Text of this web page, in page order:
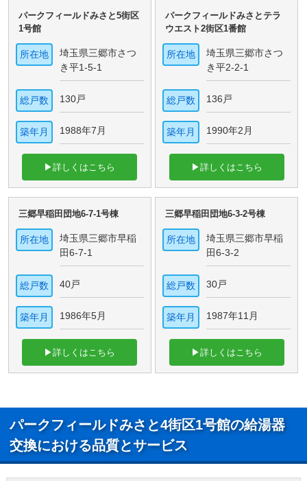
パークフィールドみさと5街区
1号館
所在地
埼玉県三郷市さつ
き平1-5-1
総戸数 130戸
築年月 1988年7月
▶詳しくはこちら
パークフィールドみさとテラ
ウエスト2街区1番館
所在地
埼玉県三郷市さつ
き平2-2-1
総戸数 136戸
築年月 1990年2月
▶詳しくはこちら
三郷早稲田団地6-7-1号棟
所在地
埼玉県三郷市早稲
田6-7-1
総戸数 40戸
築年月 1986年5月
▶詳しくはこちら
三郷早稲田団地6-3-2号棟
所在地
埼玉県三郷市早稲
田6-3-2
総戸数 30戸
築年月 1987年11月
▶詳しくはこちら
パークフィールドみさと4街区1号館の給湯器
交換における品質とサービス